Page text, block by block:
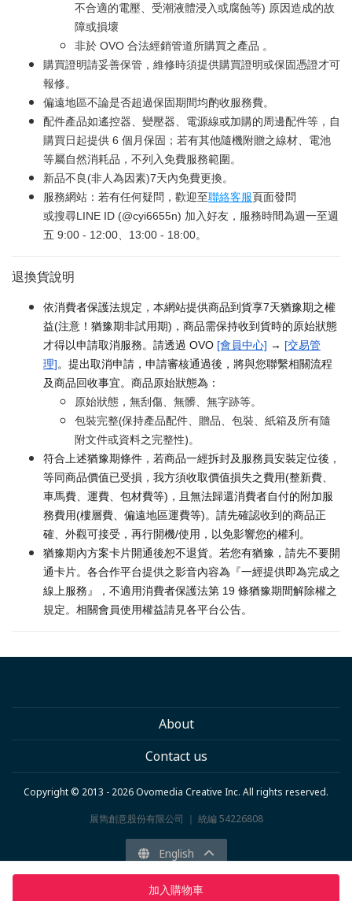
加入購物車
不合適的電壓、受潮液體浸入或腐蝕等) 原因造成的故
障或損壞
非於 OVO 合法經銷管道所購買之產品 。
購買證明請妥善保管，維修時須提供購買證明或保固憑證才可
報修。
偏遠地區不論是否超過保固期間均酌收服務費。
配件產品如遙控器、變壓器、電源線或加購的周邊配件等，自
購買日起提供 6 個月保固；若有其他隨機附贈之線材、電池
等屬自然消耗品，不列入免費服務範圍。
新品不良(非人為因素)7天內免費更換。
服務網站：若有任何疑問，歡迎至聯絡客服頁面發問
或搜尋LINE ID (@cyi6655n) 加入好友，服務時間為週一至週
五 9:00 - 12:00、13:00 - 18:00。
退換貨說明
依消費者保護法規定，本網站提供商品到貨享7天猶豫期之權
益(注意！猶豫期非試用期)，商品需保持收到貨時的原始狀態
才得以申請取消服務。請透過 OVO [會員中心] → [交易管
理]。提出取消申請，申請審核通過後，將與您聯繫相關流程
及商品回收事宜。商品原始狀態為：
原始狀態，無刮傷、無髒、無字跡等。
包裝完整(保持產品配件、贈品、包裝、紙箱及所有隨
附文件或資料之完整性)。
符合上述猶豫期條件，若商品一經拆封及服務員安裝定位後，
等同商品價值已受損，我方須收取價值損失之費用(整新費、
車馬費、運費、包材費等)，且無法歸還消費者自付的附加服
務費用(樓層費、偏遠地區運費等)。請先確認收到的商品正
確、外觀可接受，再行開機/使用，以免影響您的權利。
猶豫期內方案卡片開通後恕不退貨。若您有猶豫，請先不要開
通卡片。各合作平台提供之影音內容為『一經提供即為完成之
線上服務』，不適用消費者保護法第 19 條猶豫期間解除權之
規定。相關會員使用權益請見各平台公告。
About
Contact us
Copyright © 2013 - 2026 Ovomedia Creative Inc. All rights reserved.
展雋創意股份有限公司 ｜ 統編 54226808
English